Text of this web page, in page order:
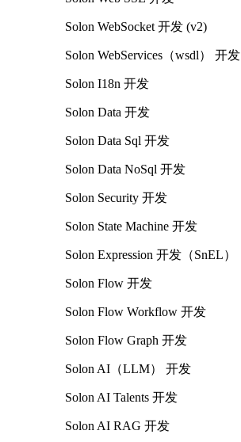
Solon WebSocket 开发 (v2)
Solon WebServices（wsdl） 开发
Solon I18n 开发
Solon Data 开发
Solon Data Sql 开发
Solon Data NoSql 开发
Solon Security 开发
Solon State Machine 开发
Solon Expression 开发（SnEL）
Solon Flow 开发
Solon Flow Workflow 开发
Solon Flow Graph 开发
Solon AI（LLM） 开发
Solon AI Talents 开发
Solon AI RAG 开发